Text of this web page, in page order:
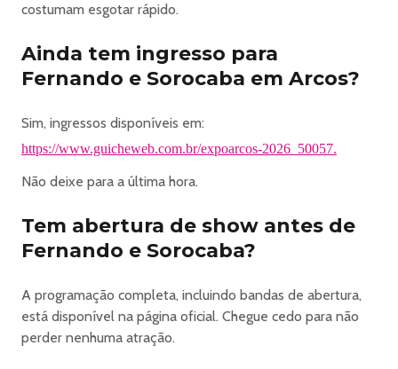
costumam esgotar rápido.
Ainda tem ingresso para
Fernando e Sorocaba em Arcos?
Sim, ingressos disponíveis em:
https://www.guicheweb.com.br/expoarcos-2026_50057.
Não deixe para a última hora.
Tem abertura de show antes de
Fernando e Sorocaba?
A programação completa, incluindo bandas de abertura,
está disponível na página oficial. Chegue cedo para não
perder nenhuma atração.